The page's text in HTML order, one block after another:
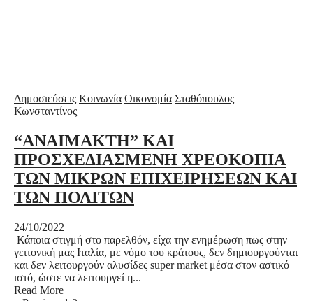
Δημοσιεύσεις Κοινωνία Οικονομία Σταθόπουλος
Κωνσταντίνος
“ΑΝΑΙΜΑΚΤΗ” ΚΑΙ
ΠΡΟΣΧΕΔΙΑΣΜΕΝΗ ΧΡΕΟΚΟΠΙΑ
ΤΩΝ ΜΙΚΡΩΝ ΕΠΙΧΕΙΡΗΣΕΩΝ ΚΑΙ
ΤΩΝ ΠΟΛΙΤΩΝ
24/10/2022
Κάποια στιγμή στο παρελθόν, είχα την ενημέρωση πως στην
γειτονική μας Ιταλία, με νόμο του κράτους, δεν δημιουργούνται
και δεν λειτουργούν αλυσίδες super market μέσα στον αστικό
ιστό, ώστε να λειτουργεί η...
Read More